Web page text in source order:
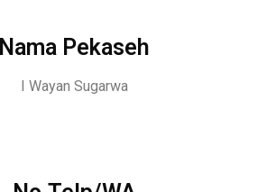
Nama Pekaseh
I Wayan Sugarwa